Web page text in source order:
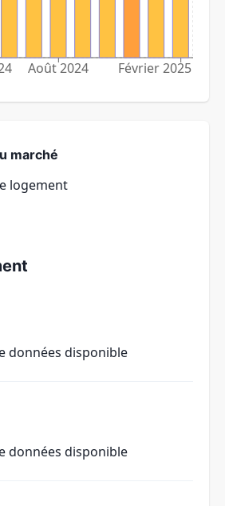
Août 2024 Février 2025
marché
logement
données disponible
données disponible